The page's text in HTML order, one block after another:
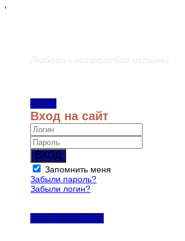
'
ВХОД
Вход на сайт
ВХОД
Запомнить меня
Забыли пароль?
Забыли логин?
РЕГИСТРАЦИЯ